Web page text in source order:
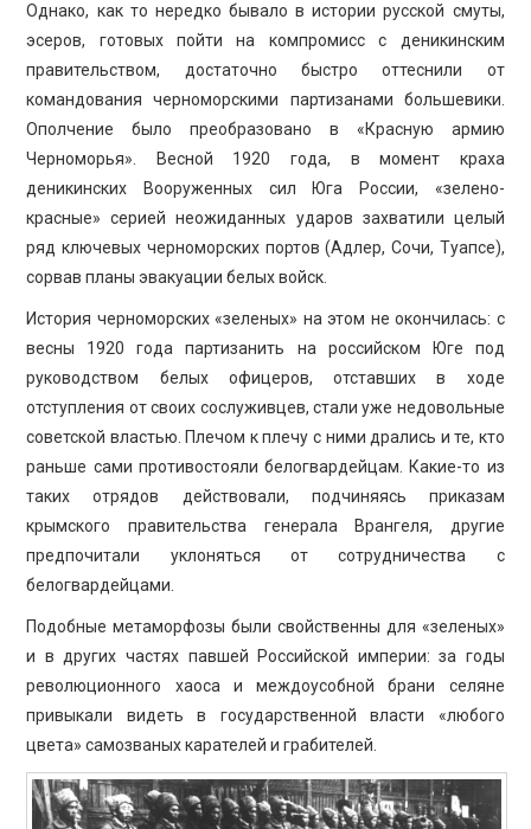
Однако, как то нередко бывало в истории русской смуты,
эсеров, готовых пойти на компромисс с деникинским
правительством, достаточно быстро оттеснили от
командования черноморскими партизанами большевики.
Ополчение было преобразовано в «Красную армию
Черноморья». Весной 1920 года, в момент краха
деникинских Вооруженных сил Юга России, «зелено-
красные» серией неожиданных ударов захватили целый
ряд ключевых черноморских портов (Адлер, Сочи, Туапсе),
сорвав планы эвакуации белых войск.
История черноморских «зеленых» на этом не окончилась: с
весны 1920 года партизанить на российском Юге под
руководством белых офицеров, отставших в ходе
отступления от своих сослуживцев, стали уже недовольные
советской властью. Плечом к плечу с ними дрались и те, кто
раньше сами противостояли белогвардейцам. Какие-то из
таких отрядов действовали, подчиняясь приказам
крымского правительства генерала Врангеля, другие
предпочитали уклоняться от сотрудничества с
белогвардейцами.
Подобные метаморфозы были свойственны для «зеленых»
и в других частях павшей Российской империи: за годы
революционного хаоса и междоусобной брани селяне
привыкали видеть в государственной власти «любого
цвета» самозваных карателей и грабителей.